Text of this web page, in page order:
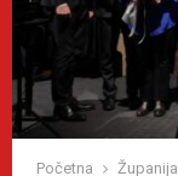
Početna
Županija